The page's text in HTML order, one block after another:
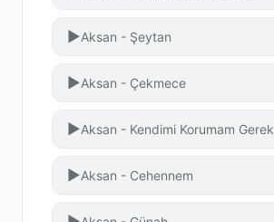
▶Aksan - Şeytan
▶Aksan - Çekmece
▶Aksan - Kendimi Korumam Gerek
▶Aksan - Cehennem